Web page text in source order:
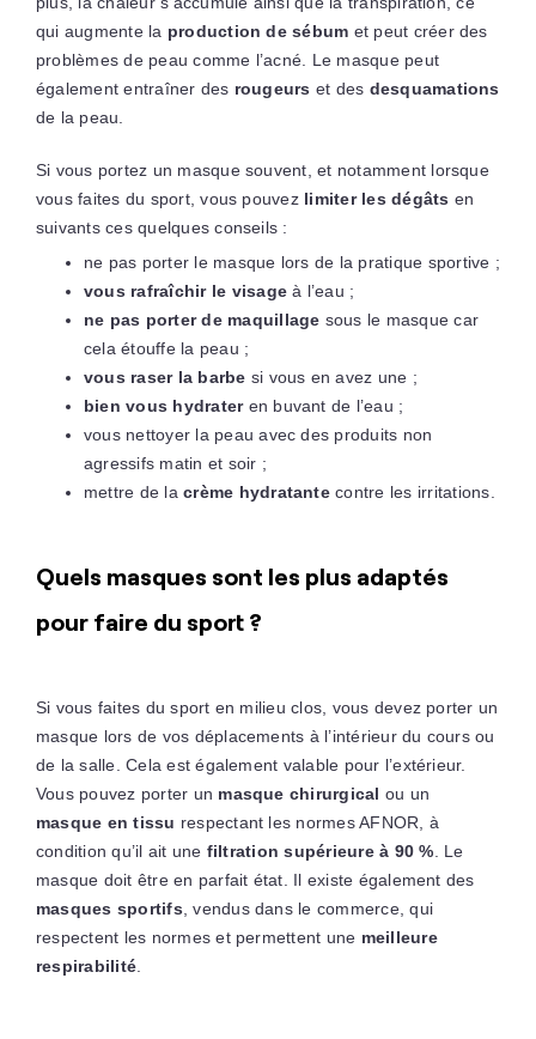
qui augmente la production de sébum et peut créer des
problèmes de peau comme l’acné. Le masque peut
également entraîner des rougeurs et des desquamations
de la peau.
Si vous portez un masque souvent, et notamment lorsque
vous faites du sport, vous pouvezlimiter les dégâts en
suivants ces quelques conseils :
ne pas porter le masque lors de la pratique sportive ;
vous rafraîchir le visage à l’eau ;
ne pas porter de maquillage sous le masque car
cela étouffe la peau ;
vous raser la barbe si vous en avez une ;
bien vous hydrateren buvant de l’eau ;
vous nettoyer la peau avec des produits non
agressifs matin et soir ;
mettre de la crème hydratantecontre les irritations.
Quels masques sont les plus adaptés
pour faire du sport ?
Si vous faites du sport en milieu clos, vous devez porter un
masque lors de vos déplacements à l’intérieur du cours ou
de la salle. Cela est également valable pour l’extérieur.
Vous pouvez porter un masque chirurgical ou un
masque en tissu respectant les normes AFNOR, à
condition qu’il ait une filtration supérieure à 90 % . Le
masque doit être en parfait état. Il existe également des
masques sportifs , vendus dans le commerce, qui
respectent les normes et permettent une meilleure
respirabilité